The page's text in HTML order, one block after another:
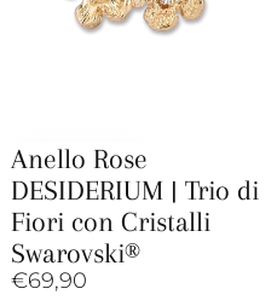
Anello Rose
DESIDERIUM | Trio di
Fiori con Cristalli
Swarovski®
€69,90